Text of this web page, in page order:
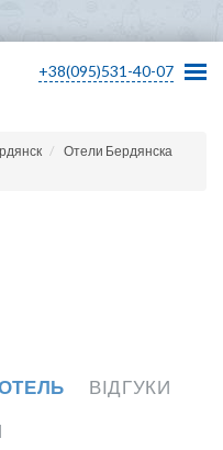
+38(095)531-40-07
Отели Бердянска
ВІДГУКИ